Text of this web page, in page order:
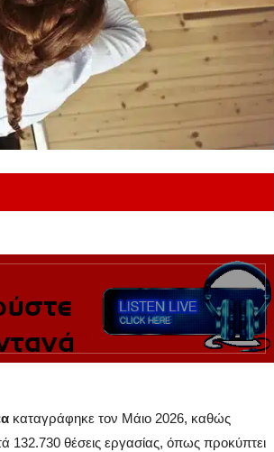
καταγράφηκε τον Μάιο 2026, καθώς
132.730 θέσεις εργασίας, όπως προκύπτει